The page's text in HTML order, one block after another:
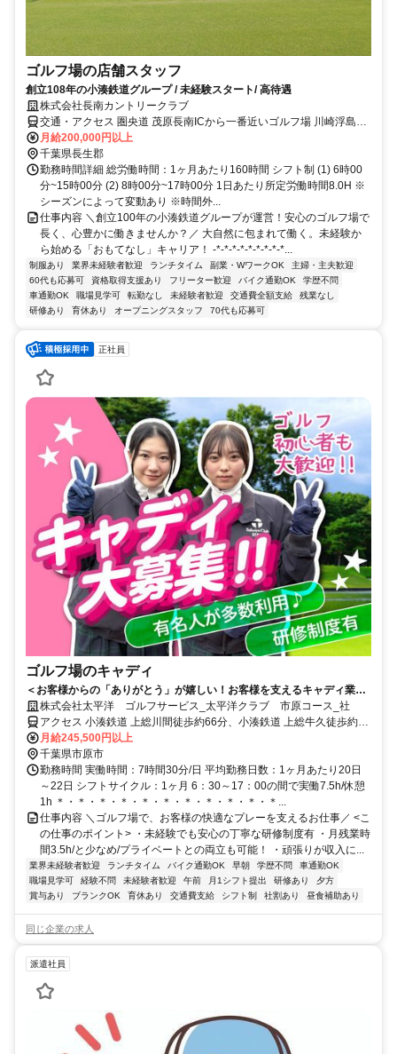
ゴルフ場の店舗スタッフ
創立108年の小湊鉄道グループ / 未経験スタート/ 高待遇
株式会社長南カントリークラブ
交通・アクセス 圏央道 茂原長南ICから一番近いゴルフ場 川崎浮島
JCTから45分
月給200,000円以上
千葉県長生郡
勤務時間詳細 総労働時間：1ヶ月あたり160時間 シフト制 (1) 6時00
分~15時00分 (2) 8時00分~17時00分 1日あたり所定労働時間8.0H ※
シーズンによって変動あり ※時間外...
仕事内容 ＼創立100年の小湊鉄道グループが運営！安心のゴルフ場で
長く、心豊かに働きませんか？／ 大自然に包まれて働く。未経験か
ら始める「おもてなし」キャリア！ -*-*-*-*-*-*-*-*-*...
制服あり 業界未経験者歓迎 ランチタイム 副業・WワークOK
主婦・主夫歓迎
60代も応募可
資格取得支援あり フリーター歓迎 バイク通勤OK
学歴不問
車通勤OK
職場見学可 転勤なし 未経験者歓迎 交通費全額支給
残業なし
研修あり
育休あり オープニングスタッフ 70代も応募可
正社員
ゴルフ場のキャディ
＜お客様からの「ありがとう」が嬉しい！お客様を支えるキャディ業務
＞未経験者歓迎！接客スキル習得＆体を動かせる屋外ワーク
株式会社太平洋 ゴルフサービス_太平洋クラブ 市原コース_社
アクセス 小湊鉄道 上総川間徒歩約66分、小湊鉄道 上総牛久徒歩約65
分、小湊鉄道 上総鶴舞徒歩約70分 館山道「市原IC」より車で25分
月給245,500円以上
千葉県市原市
勤務時間 実働時間：7時間30分/日 平均勤務日数：1ヶ月あたり20日
～22日 シフトサイクル：1ヶ月 6：30～17：00の間で実働7.5h/休憩
1h ＊・＊・＊・＊・＊・＊・＊・＊・＊・＊・＊...
仕事内容 ＼ゴルフ場で、お客様の快適なプレーを支えるお仕事／ <こ
の仕事のポイント> ・未経験でも安心の丁寧な研修制度有 ・月残業時
間3.5h/と少なめ/プライベートとの両立も可能！ ・頑張りが収入に...
業界未経験者歓迎 ランチタイム バイク通勤OK 早朝 学歴不問
車通勤OK
職場見学可
経験不問 未経験者歓迎 午前 月1シフト提出 研修あり
夕方
賞与あり
ブランクOK 育休あり 交通費支給 シフト制 社割あり 昼食補助あり
同じ企業の求人
派遣社員